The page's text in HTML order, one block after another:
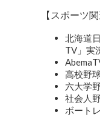
【スポーツ関
北海道
TV」実
高校野
六大学
社会人
ボート